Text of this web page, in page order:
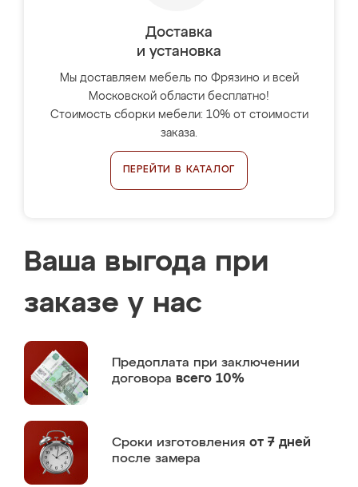
Доставка
и установка
Мы доставляем мебель по Фрязино и всей
Московской области бесплатно!
Стоимость сборки мебели: 10% от стоимости
заказа.
ПЕРЕЙТИ В КАТАЛОГ
Ваша выгода при
заказе у нас
Предоплата при заключении
договора всего 10%
Сроки изготовления от 7 дней
после замера